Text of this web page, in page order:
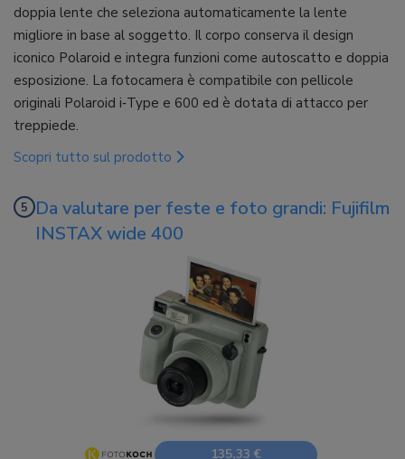
doppia lente che seleziona automaticamente la lente
migliore in base al soggetto. Il corpo conserva il design
iconico Polaroid e integra funzioni come autoscatto e doppia
esposizione. La fotocamera è compatibile con pellicole
originali Polaroid i‑Type e 600 ed è dotata di attacco per
treppiede.
Scopri tutto sul prodotto
Da valutare per feste e foto grandi: Fujifilm
INSTAX wide 400
135,33 €